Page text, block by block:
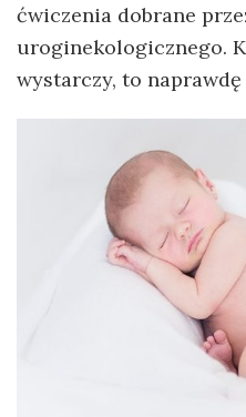
ćwiczenia dobrane
uroginekologicznego.
wystarczy, to